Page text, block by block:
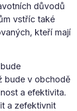
důvodů
vstříc také
kteří mají
bude v obchodě
a efektivita.
a zefektivnit